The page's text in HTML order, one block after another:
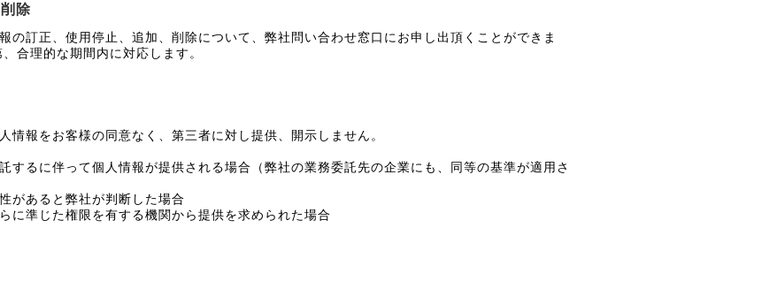
除
の訂正、使用停止、追加、削除について、弊社問い合わせ窓口にお申し出頂くことができま
合理的な期間内に対応します。
情報をお客様の同意なく、第三者に対し提供、開示しません。
するに伴って個人情報が提供される場合（弊社の業務委託先の企業にも、同等の基準が適用さ
があると弊社が判断した場合
に準じた権限を有する機関から提供を求められた場合